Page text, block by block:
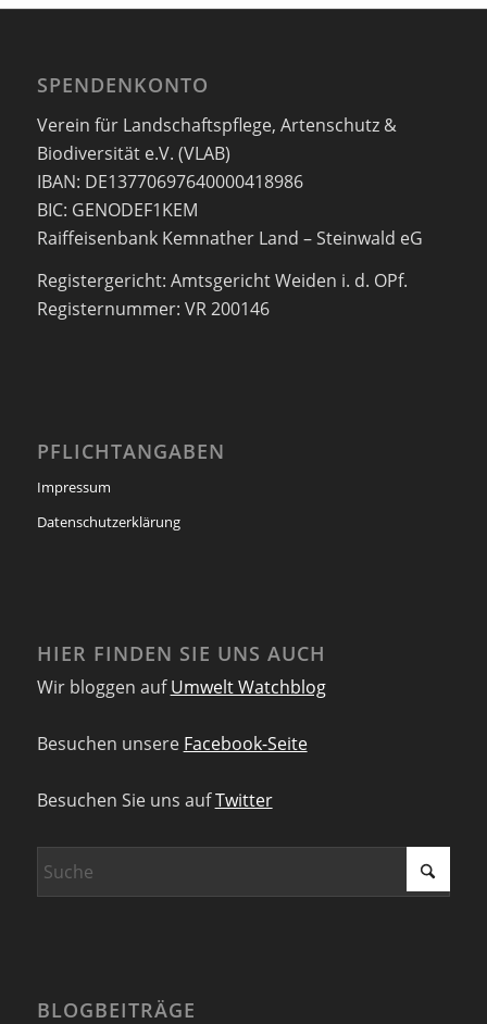
SPENDENKONTO
Verein für Landschaftspflege, Artenschutz &
Biodiversität e.V. (VLAB)
IBAN: DE13770697640000418986
BIC: GENODEF1KEM
Raiffeisenbank Kemnather Land – Steinwald eG
Registergericht: Amtsgericht Weiden i. d. OPf.
Registernummer: VR 200146
PFLICHTANGABEN
Impressum
Datenschutzerklärung
HIER FINDEN SIE UNS AUCH
Wir bloggen aufUmwelt Watchblog
Besuchen unsere Facebook-Seite
Besuchen Sie uns aufTwitter
BLOGBEITRÄGE